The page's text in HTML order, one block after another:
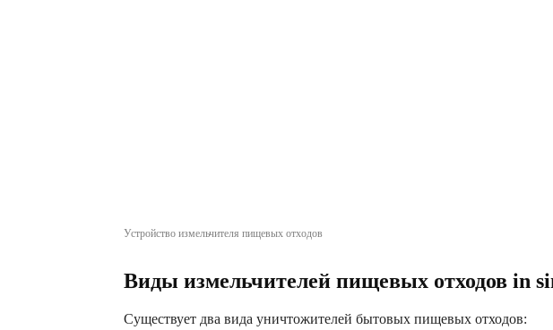
Устройство измельчителя пищевых отходов
Виды измельчителей пищевых отходов in
Существует два вида уничтожителей бытовых пищевых отходов: